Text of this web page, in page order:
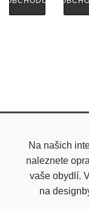
Na našich
naleznete
vaše obydlí.
na